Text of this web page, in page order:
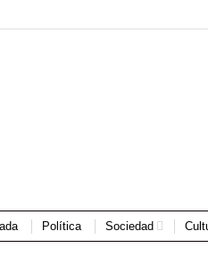
Política Sociedad